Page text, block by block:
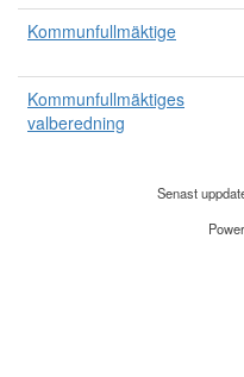
Kommunfullmäktige
Kommunfullmäktiges
valberedning
Senast